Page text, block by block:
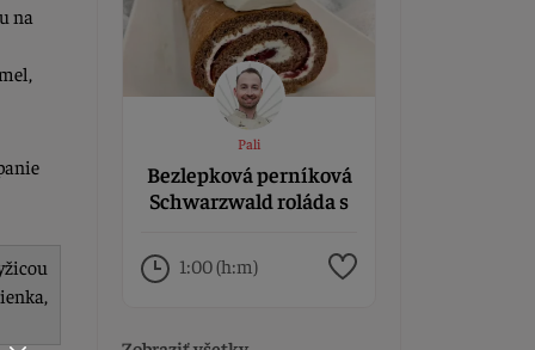
na
Pali
Bezlepková perníková
Schwarzwald roláda s
1:00 (h:m)